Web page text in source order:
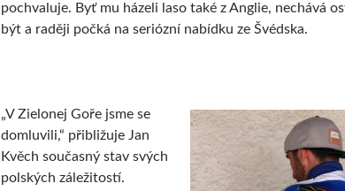
pochvaluje. Byť mu házeli laso také z Anglie, nechává
být a raději počká na seriózní nabídku ze Švédska.
„V Zielonej Goře jsme se
domluvili,“ přibližuje Jan
Kvěch současný stav svých
polských záležitostí.